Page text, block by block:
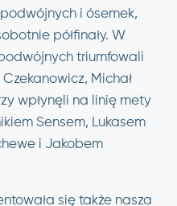
i ósemek,
półfinały. W
triumfowali
Michał
wpłynęli na linię mety
Sensem, Lukasem
i Jakobem
się także nasza